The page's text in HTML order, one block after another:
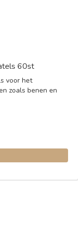
60st
voor het
zoals benen en